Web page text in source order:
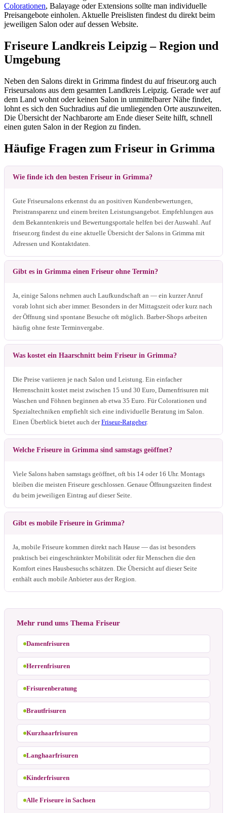
Colorationen, Balayage oder Extensions sollte man individuelle
Preisangebote einholen. Aktuelle Preislisten findest du direkt beim
jeweiligen Salon oder auf dessen Website.
Friseure Landkreis Leipzig – Region und
Umgebung
Neben den Salons direkt in Grimma findest du auf friseur.org auch
Friseursalons aus dem gesamten Landkreis Leipzig. Gerade wer auf
dem Land wohnt oder keinen Salon in unmittelbarer Nähe findet,
lohnt es sich den Suchradius auf die umliegenden Orte auszuweiten.
Die Übersicht der Nachbarorte am Ende dieser Seite hilft, schnell
einen guten Salon in der Region zu finden.
Häufige Fragen zum Friseur in Grimma
Wie finde ich den besten Friseur in Grimma?
Gute Friseursalons erkennst du an positiven Kundenbewertungen,
Preistransparenz und einem breiten Leistungsangebot. Empfehlungen aus
dem Bekanntenkreis und Bewertungsportale helfen bei der Auswahl. Auf
friseur.org findest du eine aktuelle Übersicht der Salons in Grimma mit
Adressen und Kontaktdaten.
Gibt es in Grimma einen Friseur ohne Termin?
Ja, einige Salons nehmen auch Laufkundschaft an — ein kurzer Anruf
vorab lohnt sich aber immer. Besonders in der Mittagszeit oder kurz nach
der Öffnung sind spontane Besuche oft möglich. Barber-Shops arbeiten
häufig ohne feste Terminvergabe.
Was kostet ein Haarschnitt beim Friseur in Grimma?
Die Preise variieren je nach Salon und Leistung. Ein einfacher
Herrenschnitt kostet meist zwischen 15 und 30 Euro, Damenfrisuren mit
Waschen und Föhnen beginnen ab etwa 35 Euro. Für Colorationen und
Spezialtechniken empfiehlt sich eine individuelle Beratung im Salon.
Einen Überblick bietet auch derFriseur-Ratgeber.
Welche Friseure in Grimma sind samstags geöffnet?
Viele Salons haben samstags geöffnet, oft bis 14 oder 16 Uhr. Montags
bleiben die meisten Friseure geschlossen. Genaue Öffnungszeiten findest
du beim jeweiligen Eintrag auf dieser Seite.
Gibt es mobile Friseure in Grimma?
Ja, mobile Friseure kommen direkt nach Hause — das ist besonders
praktisch bei eingeschränkter Mobilität oder für Menschen die den
Komfort eines Hausbesuchs schätzen. Die Übersicht auf dieser Seite
enthält auch mobile Anbieter aus der Region.
Mehr rund ums Thema Friseur
Damenfrisuren
Herrenfrisuren
Frisurenberatung
Brautfrisuren
Kurzhaarfrisuren
Langhaarfrisuren
Kinderfrisuren
Alle Friseure in Sachsen